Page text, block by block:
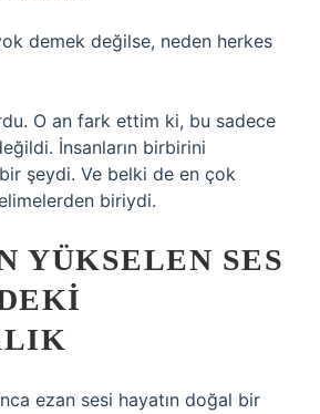
demek değilse, neden herkes
O an fark ettim ki, bu sadece
İnsanların birbirini
şeydi. Ve belki de en çok
biriydi.
YÜKSELEN SES
ezan sesi hayatın doğal bir